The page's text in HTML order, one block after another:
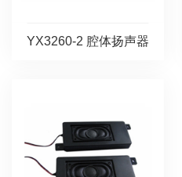
YX3260-2 腔体扬声器